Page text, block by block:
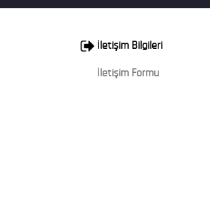
İletişim Bilgileri
İletişim Formu